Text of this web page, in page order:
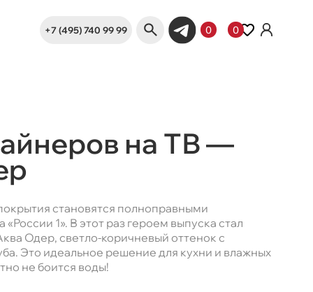
+7 (495) 740 99 99 0 0
на ТВ —
становятся полноправными
1». В этот раз героем выпуска стал
Одер, светло-коричневый оттенок с
Это идеальное решение для кухни и влажных
не боится воды!